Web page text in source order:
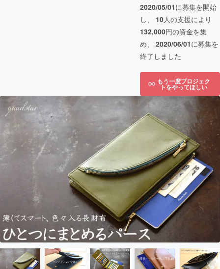
2020/05/01に募集を開始
し、 10人の支援により
132,000円の資金を集
め、 2020/06/01に募集を
終了しました
もう一度プロジェク
トをやってほしい